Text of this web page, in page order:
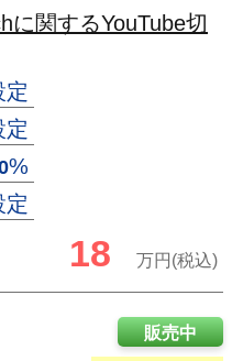
に関するYouTube切
定
定
%
定
18 万円(税込)
販売中